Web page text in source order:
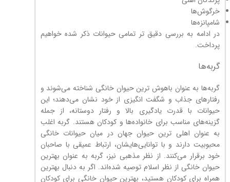
خرگوش‌ها
شامپانزه‌ها
در ادامه به بررسی دقیق تر تمامی حیوانات ذکر شده خواهیم
پرداخت.
گربه‌ها
گربه‌ها به عنوان باهوش ترین حیوان خانگی شناخته می‌شوند و
رفتارهای جذاب و شگفت انگیزی از خود نشان می‌دهند؛ این
حیوانات با قدرت یادگیری بالا و رفتار دوستانه، از جمله
گزینه‌های مناسب برای خانواده‌ها و کودکان هستند. گربه‌ اغلب
به عنوان اهلی ترین حیوان جهان در میان حیوانات خانگی
محبوبیت دارند و با توانایی‌هایشان، ارتباط عمیقی با صاحبان
خود برقرار می‌کنند. از نظر مذهبی نیز، گربه‌ به عنوان بهترین
حیوان خانگی از نظر اسلام توصیه شده‌اند. اگر به دنبال بهترین
همراه برای کودکان هستید، بهترین حیوان خانگی برای کودکان